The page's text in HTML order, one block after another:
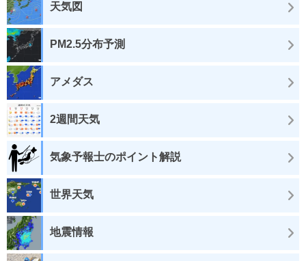
天気図
PM2.5分布予測
アメダス
2週間天気
気象予報士のポイント解説
世界天気
地震情報